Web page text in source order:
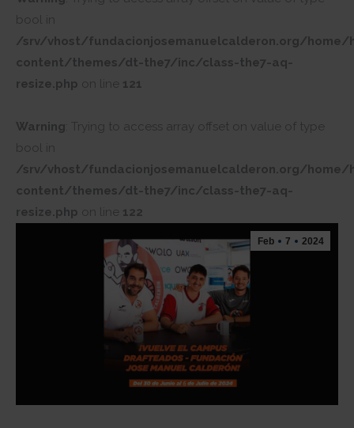
bool in
/srv/vhost/fundacionjosemanuelcalderon.org/
content/themes/dt-the7/inc/class-the7-aq-
resize.php on line 121
Warning : Trying to access array offset on value of type
bool in
/srv/vhost/fundacionjosemanuelcalderon.org/
content/themes/dt-the7/inc/class-the7-aq-
resize.php on line 122
Feb 7 2024